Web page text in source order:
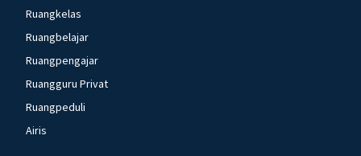
Ruangkelas
Ruangbelajar
Ruangpengajar
Ruangguru Privat
Ruangpeduli
Airis